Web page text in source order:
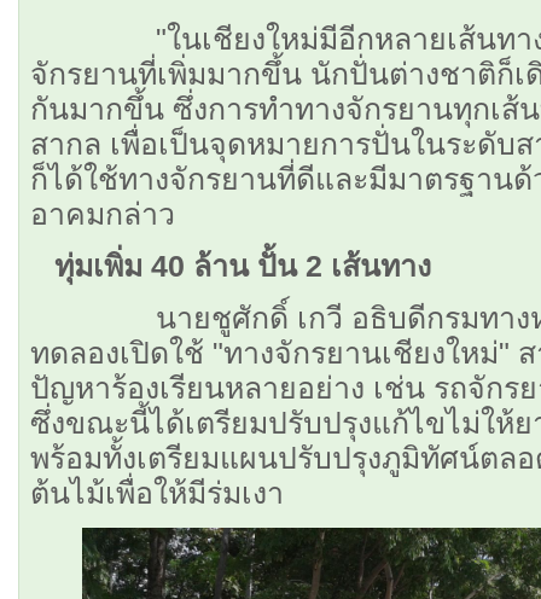
"ในเชียงใหม่มีอีกหลายเส้นทางที่
จักรยานที่เพิ่มมากขึ้น นักปั่นต่างชาติก็เ
กันมากขึ้น ซึ่งการทำทางจักรยานทุกเส้
สากล เพื่อเป็นจุดหมายการปั่นในระดับ
ก็ได้ใช้ทางจักรยานที่ดีและมีมาตรฐาน
อาคมกล่าว
ทุ่มเพิ่ม 40 ล้าน ปั้น 2 เส้นทาง
นายชูศักดิ์ เกวี อธิบดีกรมทางหล
ทดลองเปิดใช้ "ทางจักรยานเชียงใหม่"
ปัญหาร้องเรียนหลายอย่าง เช่น รถจักร
ซึ่งขณะนี้ได้เตรียมปรับปรุงแก้ไขไม่ให้
พร้อมทั้งเตรียมแผนปรับปรุงภูมิทัศน์ตล
ต้นไม้เพื่อให้มีร่มเงา